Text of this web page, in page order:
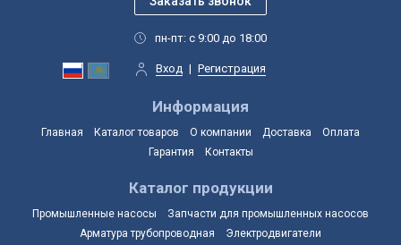
пн-пт: с 9:00 до 18:00
Вход | Регистрация
Информация
Главная Каталог товаров О компании Доставка
Оплата
Гарантия
Контакты
Каталог продукции
Промышленные насосы
Запчасти для промышленных насосов
Арматура трубопроводная
Электродвигатели